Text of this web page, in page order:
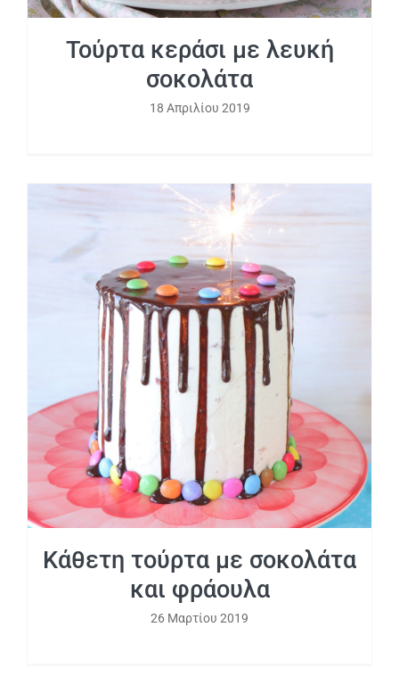
Τούρτα κεράσι με λευκή
σοκολάτα
18 Απριλίου 2019
Κάθετη τούρτα με σοκολάτα και
φράουλα
Κάθετη τούρτα με σοκολάτα
και φράουλα
26 Μαρτίου 2019